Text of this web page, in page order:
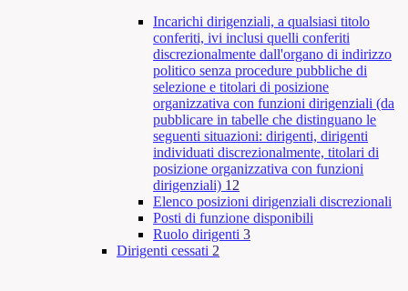
Incarichi dirigenziali, a qualsiasi titolo
conferiti, ivi inclusi quelli conferiti
discrezionalmente dall'organo di indirizzo
politico senza procedure pubbliche di
selezione e titolari di posizione
organizzativa con funzioni dirigenziali (da
pubblicare in tabelle che distinguano le
seguenti situazioni: dirigenti, dirigenti
individuati discrezionalmente, titolari di
posizione organizzativa con funzioni
dirigenziali) 12
Elenco posizioni dirigenziali discrezionali
Posti di funzione disponibili
Ruolo dirigenti 3
Dirigenti cessati 2